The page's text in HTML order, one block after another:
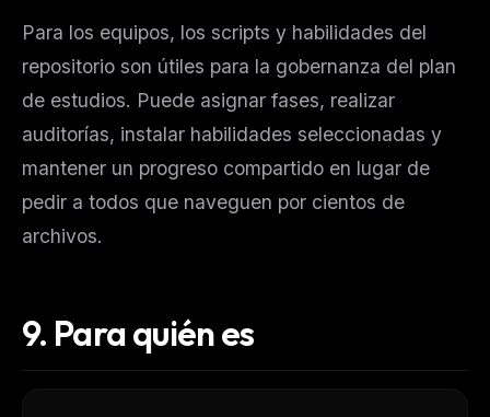
Para los equipos, los scripts y habilidades del
repositorio son útiles para la gobernanza del plan
de estudios. Puede asignar fases, realizar
auditorías, instalar habilidades seleccionadas y
mantener un progreso compartido en lugar de
pedir a todos que naveguen por cientos de
archivos.
9. Para quién es